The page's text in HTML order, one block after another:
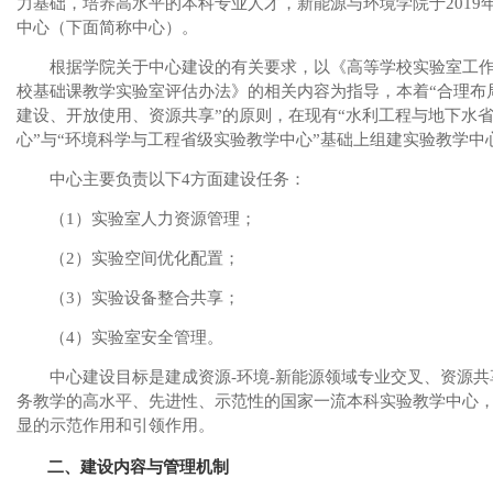
中心（下面简称中心）。
根据学院关于中心建设的有关要求，以《高等学校实验室工
校基础课教学实验室评估办法》的相关内容为指导，本着“合理布
建设、开放使用、资源共享”的原则，在现有“水利工程与地下水
心”与“环境科学与工程省级实验教学中心”基础上组建实验教学中
中心主要负责以下4方面建设任务：
（1 ）实验室人力资源管理；
（2）实验空间优化配置；
（3）实验设备整合共享；
（4）实验室安全管理。
中心建设目标是建成资源-环境-新能源领域专业交叉、资源
务教学的高水平、先进性、示范性的国家一流本科实验教学中心
显的示范作用和引领作用。
二、建设内容与管理机制